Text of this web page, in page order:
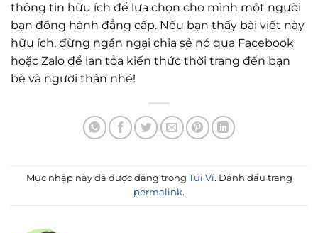
thông tin hữu ích để lựa chọn cho mình một người
bạn đồng hành đẳng cấp. Nếu bạn thấy bài viết này
hữu ích, đừng ngần ngại chia sẻ nó qua Facebook
hoặc Zalo để lan tỏa kiến thức thời trang đến bạn
bè và người thân nhé!
Mục nhập này đã được đăng trong Túi Ví. Đánh dấu trang
permalink.